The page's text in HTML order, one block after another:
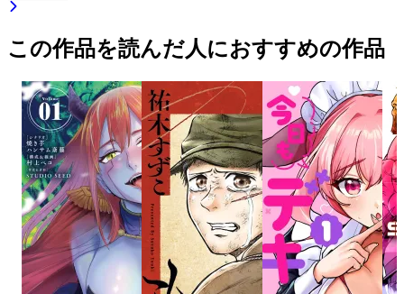
この作品を読んだ人におすすめの作品